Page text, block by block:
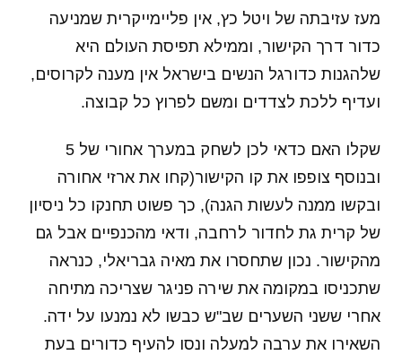
מעז עזיבתה של ויטל כץ, אין פליימייקרית שמניעה
כדור דרך הקישור, וממילא תפיסת העולם היא
שלהגנות כדורגל הנשים בישראל אין מענה לקרוסים,
ועדיף ללכת לצדדים ומשם לפרוץ כל קבוצה.
שקלו האם כדאי לכן לשחק במערך אחורי של 5
ובנוסף צופפו את קו הקישור(קחו את ארזי אחורה
ובקשו ממנה לעשות הגנה), כך פשוט תחנקו כל ניסיון
של קרית גת לחדור לרחבה, ודאי מהכנפיים אבל גם
מהקישור. נכון שתחסרו את מאיה גבריאלי, כנראה
שתכניסו במקומה את שירה פניגר שצריכה מתיחה
אחרי ששני השערים שב"ש כבשו לא נמנעו על ידה.
השאירו את ערבה למעלה ונסו להעיף כדורים בעת